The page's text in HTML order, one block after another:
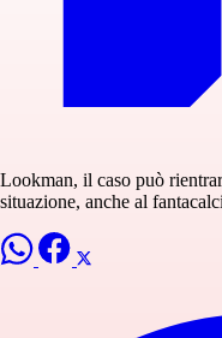
Lookman, il caso può
situazione, anche al